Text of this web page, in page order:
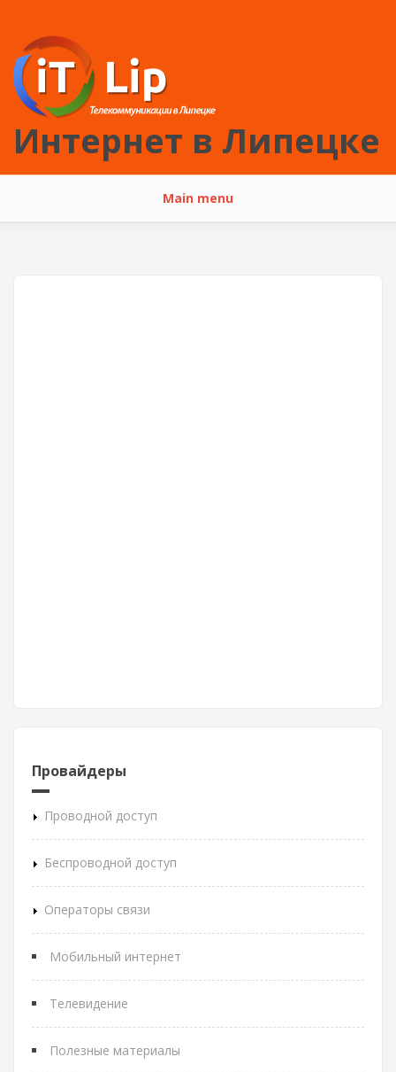
Интернет в Липецке
Main menu
Провайдеры
Проводной доступ
Беспроводной доступ
Операторы связи
Мобильный интернет
Телевидение
Полезные материалы